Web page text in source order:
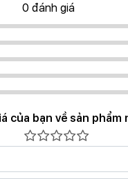
0 đánh giá
của bạn về sản phẩm